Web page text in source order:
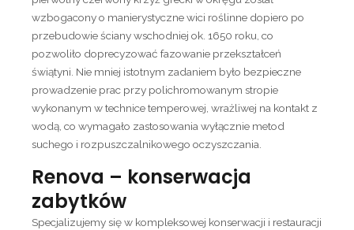
wzbogacony o manierystyczne wici roślinne dopiero po
przebudowie ściany wschodniej ok. 1650 roku, co
pozwoliło doprecyzować fazowanie przekształceń
świątyni. Nie mniej istotnym zadaniem było bezpieczne
prowadzenie prac przy polichromowanym stropie
wykonanym w technice temperowej, wrażliwej na kontakt z
wodą, co wymagało zastosowania wyłącznie metod
suchego i rozpuszczalnikowego oczyszczania.
Renova – konserwacja
zabytków
Specjalizujemy się w kompleksowej konserwacji i restauracji